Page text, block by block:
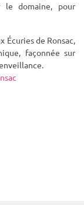
le domaine, pour
Écuries de Ronsac,
façonnée sur